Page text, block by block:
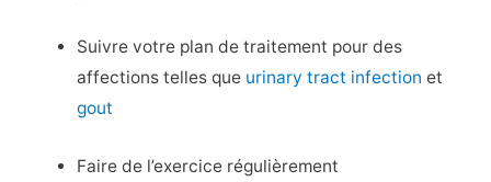
Suivre votre plan de traitement pour des
affections telles que urinary tract infection et
gout
Faire de l’exercice régulièrement